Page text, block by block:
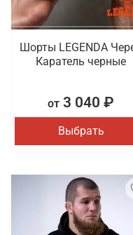
Шорты LEGENDA
Каратель черные
от 3 040 ₽
Выбрать